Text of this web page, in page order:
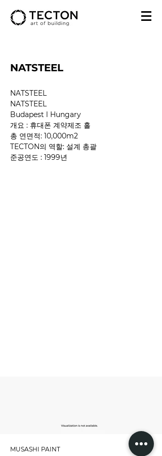
NATSTEEL
NATSTEEL
NATSTEEL
Budapest l Hungary
개요 : 휴대폰 계약제조 홀
총 연면적: 10,000m2
TECTON의 역할: 설계 총괄
준공연도 : 1999년
MUSASHI PAINT